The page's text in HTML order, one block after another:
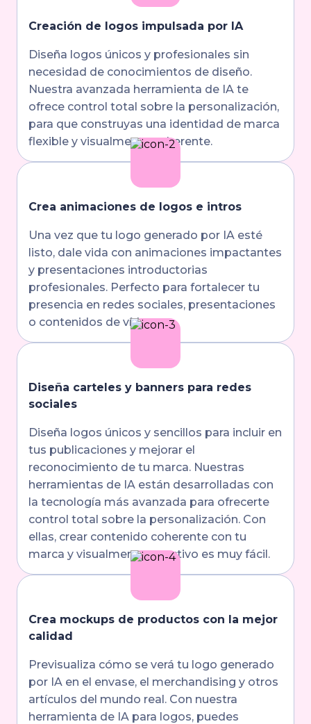
Creación de logos impulsada por IA
Diseña logos únicos y profesionales sin
necesidad de conocimientos de diseño.
Nuestra avanzada herramienta de IA te
ofrece control total sobre la personalización,
para que construyas una identidad de marca
flexible y visualmente coherente.
Crea animaciones de logos e intros
Una vez que tu logo generado por IA esté
listo, dale vida con animaciones impactantes
y presentaciones introductorias
profesionales. Perfecto para fortalecer tu
presencia en redes sociales, presentaciones
o contenidos de vídeo.
Diseña carteles y banners para redes
sociales
Diseña logos únicos y sencillos para incluir en
tus publicaciones y mejorar el
reconocimiento de tu marca. Nuestras
herramientas de IA están desarrolladas con
la tecnología más avanzada para ofrecerte
control total sobre la personalización. Con
ellas, crear contenido coherente con tu
marca y visualmente atractivo es muy fácil.
Crea mockups de productos con la mejor
calidad
Previsualiza cómo se verá tu logo generado
por IA en el envase, el merchandising y otros
artículos del mundo real. Con nuestra
herramienta de IA para logos, puedes